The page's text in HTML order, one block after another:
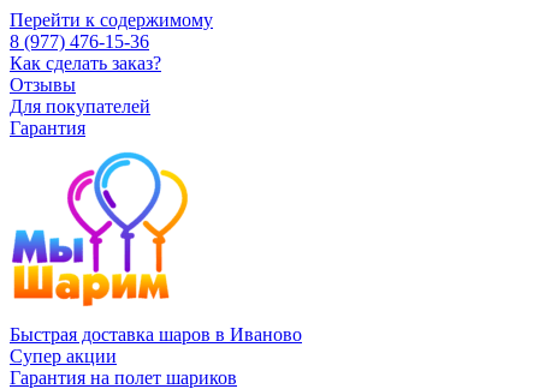
Перейти к содержимому
8 (977) 476-15-36
Как сделать заказ?
Отзывы
Для покупателей
Гарантия
Быстрая доставка шаров в Иваново
Супер акции
Гарантия на полет шариков